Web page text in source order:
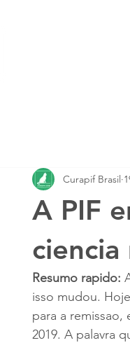
A PIF
Curapif Brasil
Resumo rapido:
isso mudou.
para a remissao,
2019. A palavra